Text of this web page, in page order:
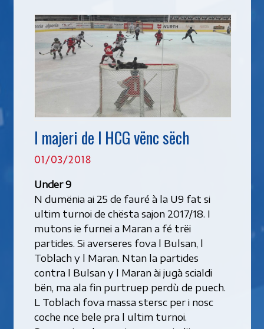
I majeri de l HCG vënc sëch
01/03/2018
Under 9
N dumënia ai 25 de fauré à la U9 fat si
ultim turnoi de chësta sajon 2017/18. I
mutons ie furnei a Maran a fé trëi
partides. Si averseres fova l Bulsan, l
Toblach y l Maran. Ntan la partides
contra l Bulsan y l Maran ài jugà scialdi
bën, ma ala fin purtruep perdù de puech.
L Toblach fova massa stersc per i nosc
coche nce bele pra l ultim turnoi.